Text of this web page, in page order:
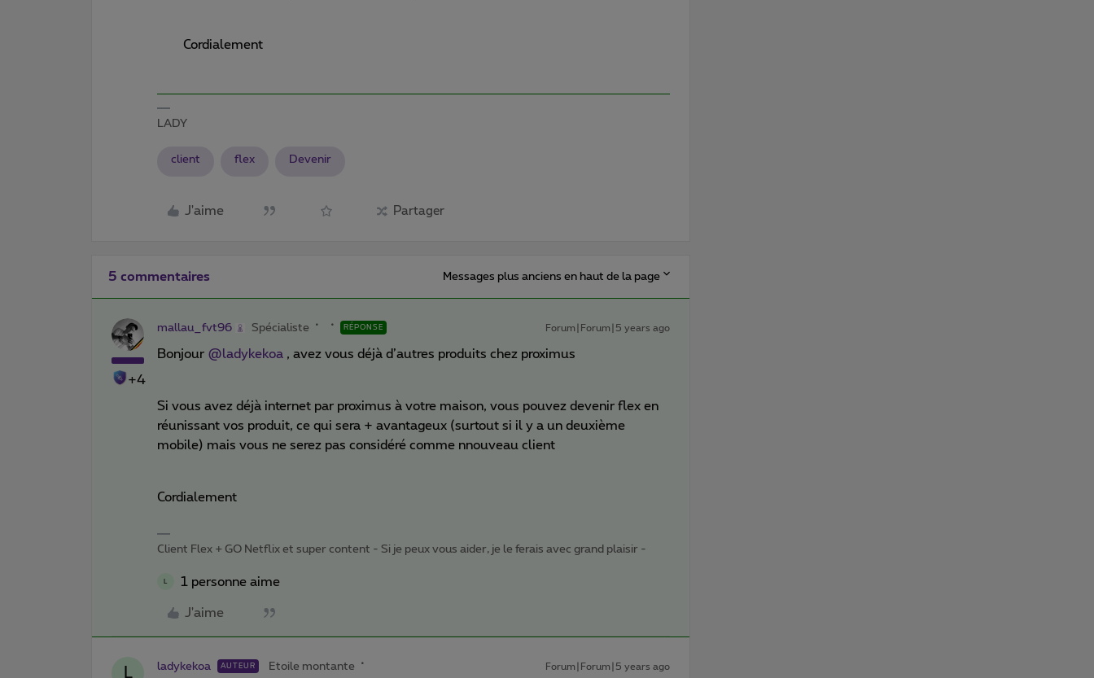
Cordialement
LADY
client flex Devenir
J'aime Partager
5 commentaires Messages plus anciens en haut de la page
+4
mallau_fvt96 Spécialiste RÉPONSE Forum|Forum|5 years ago
Bonjour @ladykekoa , avez vous déjà d’autres produits chez proximus
Si vous avez déjà internet par proximus à votre maison, vous pouvez devenir flex en
réunissant vos produit, ce qui sera + avantageux (surtout si il y a un deuxième
mobile) mais vous ne serez pas considéré comme nnouveau client
Cordialement
Client Flex + GO Netflix et super content - Si je peux vous aider, je le ferais avec grand plaisir -
1 personne aime
J'aime
L ladykekoa AUTEUR Etoile montante Forum|Forum|5 years ago